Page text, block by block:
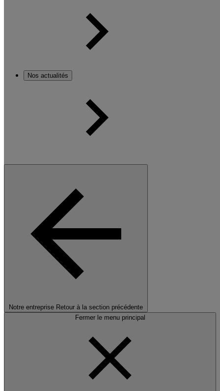
Nos actualités
Notre entreprise Retour à la section précédente
Fermer le menu principal